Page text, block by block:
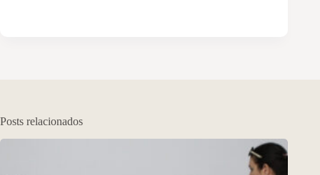
Posts relacionados